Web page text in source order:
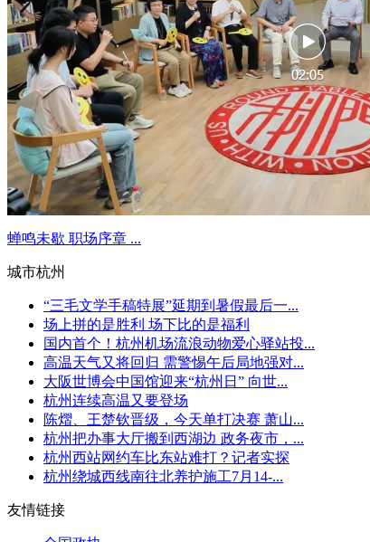
蝉鸣未歇 职场序章 ...
城市杭州
“三毛文学手稿特展”延期到暑假最后一...
场上拼的是胜利 场下比的是福利
国内首个！杭州机场流浪动物爱心驿站投...
高温天气又将回归 需警惕午后局地强对...
大阪世博会中国馆迎来“杭州日” 向世...
杭州连续高温又要登场
陈熠、王楚钦晋级，今天单打决赛 萧山...
杭州把办事大厅搬到西湖边 政务夜市，...
杭州西站网约车比东站难打？记者实探
杭州绕城西线南往北养护施工7月14-...
友情链接